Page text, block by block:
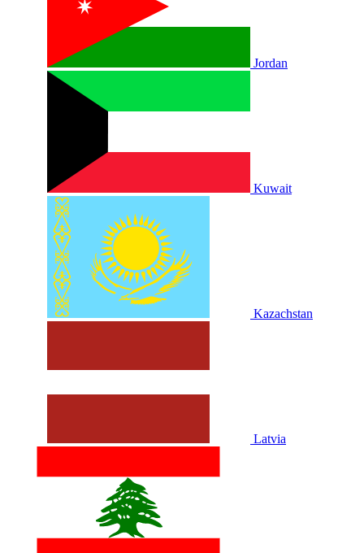
Jordan
Kuwait
Kazachstan
Latvia